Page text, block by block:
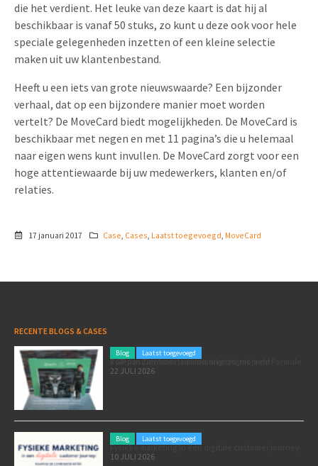
die het verdient. Het leuke van deze kaart is dat hij al
beschikbaar is vanaf 50 stuks, zo kunt u deze ook voor hele
speciale gelegenheden inzetten of een kleine selectie
maken uit uw klantenbestand.
Heeft u een iets van grote nieuwswaarde? Een bijzonder
verhaal, dat op een bijzondere manier moet worden
vertelt? De MoveCard biedt mogelijkheden. De MoveCard is
beschikbaar met negen en met 11 pagina’s die u helemaal
naar eigen wens kunt invullen. De MoveCard zorgt voor een
hoge attentiewaarde bij uw medewerkers, klanten en/of
relaties.
17 januari 2017 Case Cases Laatst toegevoegd MoveCard
RECENTE BLOGS & CASES
Blog Laatst toegevoegd
Poleposition voor je marketing: zó zet je de Formule 1 GP van Zandvoort in als marketingmoment
22 JULI 2026
Blog Laatst toegevoegd
Fysieke marketing in een digitale customer journey
10 JULI 2026